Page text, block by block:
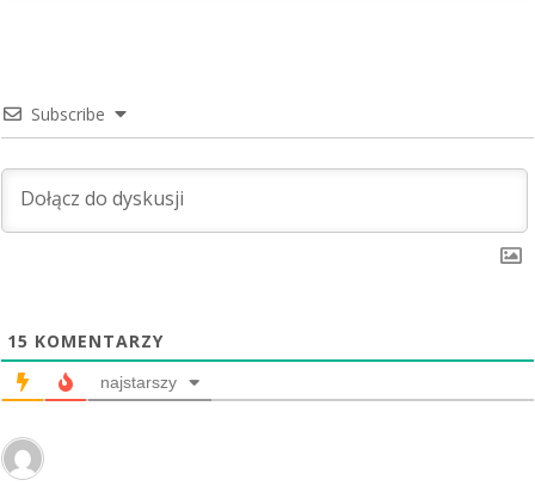
Subscribe
15 KOMENTARZY
najstarszy